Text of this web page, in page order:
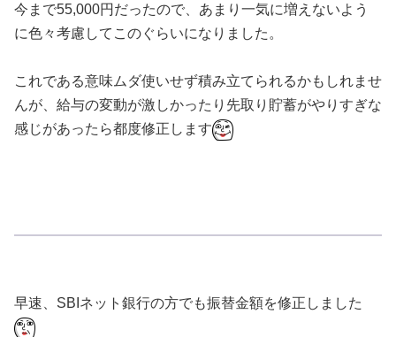
今まで55,000円だったので、あまり一気に増えないよう
に色々考慮してこのぐらいになりました。
これである意味ムダ使いせず積み立てられるかもしれませ
んが、給与の変動が激しかったり先取り貯蓄がやりすぎな
感じがあったら都度修正します
早速、SBIネット銀行の方でも振替金額を修正しました